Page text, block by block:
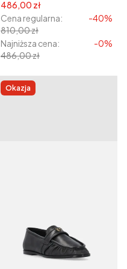
Cena promocyjna
486,00 zł
Cena regularna:
810,00 zł
-40%
Najniższa cena:
486,00 zł
-0%
Okazja